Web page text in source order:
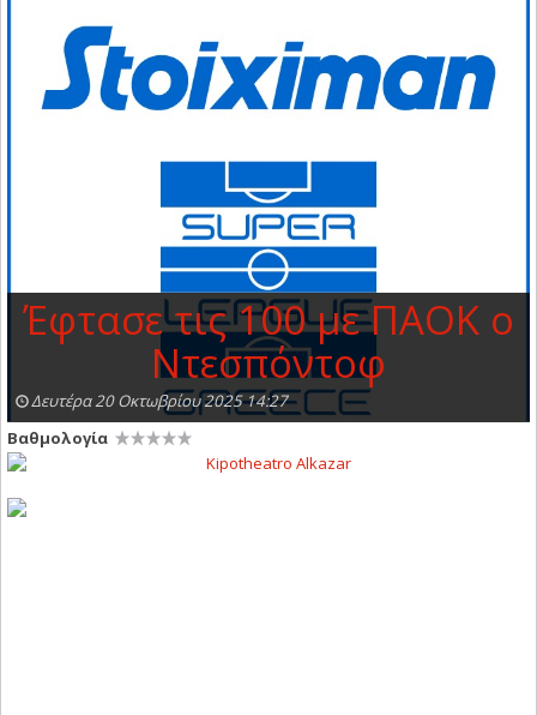
Έφτασε τις 100 με ΠΑΟΚ ο
Ντεσπόντοφ
Δευτέρα 20 Οκτωβρίου 2025 14:27
Βαθμολογία